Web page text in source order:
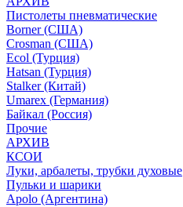
Пистолеты пневматические
Borner (США)
Crosman (США)
Ecol (Турция)
Hatsan (Турция)
Stalker (Китай)
Umarex (Германия)
Байкал (Россия)
Прочие
АРХИВ
КСОИ
Луки, арбалеты, трубки духовые
Пульки и шарики
Apolo (Аргентина)